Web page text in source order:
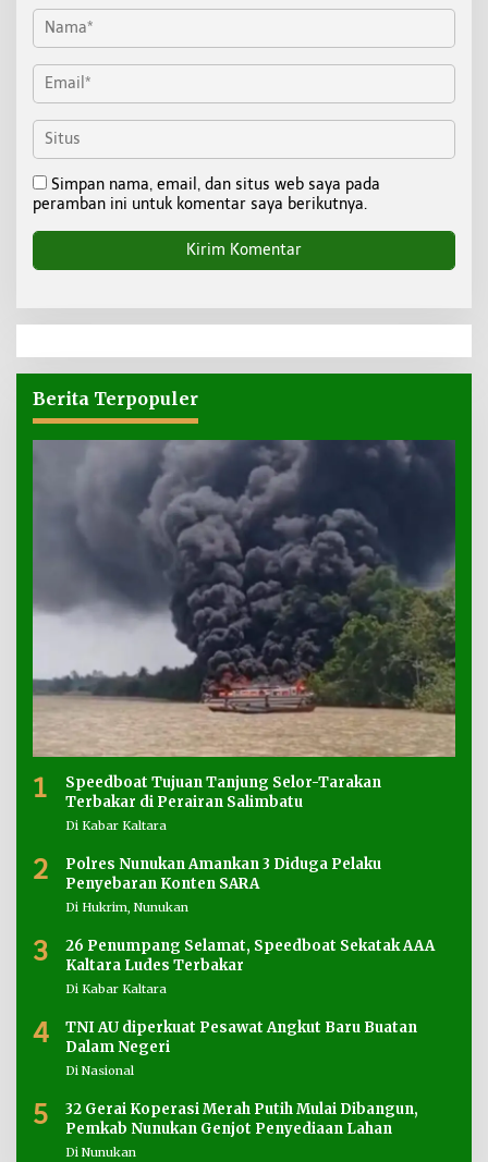
Simpan nama, email, dan situs web saya pada
peramban ini untuk komentar saya berikutnya.
Berita Terpopuler
1
Speedboat Tujuan Tanjung Selor-Tarakan
Terbakar di Perairan Salimbatu
Di Kabar Kaltara
2
Polres Nunukan Amankan 3 Diduga Pelaku
Penyebaran Konten SARA
Di Hukrim, Nunukan
3
26 Penumpang Selamat, Speedboat Sekatak AAA
Kaltara Ludes Terbakar
Di Kabar Kaltara
4
TNI AU diperkuat Pesawat Angkut Baru Buatan
Dalam Negeri
Di Nasional
5
32 Gerai Koperasi Merah Putih Mulai Dibangun,
Pemkab Nunukan Genjot Penyediaan Lahan
Di Nunukan